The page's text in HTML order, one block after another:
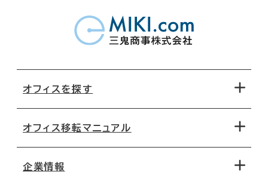
オフィスを探す
地図から探す
オフィス移転マニュアル
企業情報